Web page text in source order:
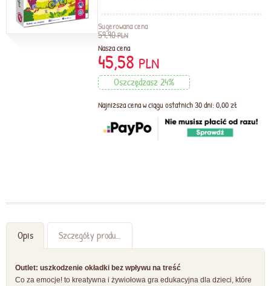
Sugerowana cena
59,90PLN
Nasza cena
45,58 PLN
Oszczędzasz 24%
Najniższa cena w ciągu ostatnich 30 dni: 0,00 zł
Opis Szczegóły produktu
Outlet: uszkodzenie okładki bez wpływu na treść
Co za emocje! to kreatywna i żywiołowa gra edukacyjna dla dzieci, które